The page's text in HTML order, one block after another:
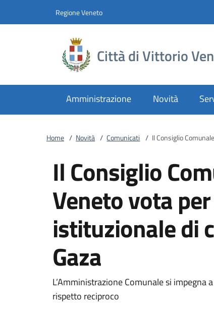
Regione Veneto
Città di Vittorio
Amministrazione Novità
Home / Novità / Comunicati / Il Consiglio
Il Consiglio
Veneto vota
istituzionale di
Gaza
L’Amministrazione Comunale si impegna
rispetto reciproco